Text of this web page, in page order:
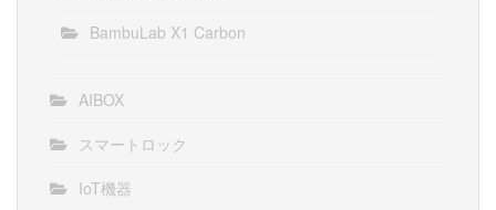
BambuLab X1 Carbon
AIBOX
スマートロック
IoT機器